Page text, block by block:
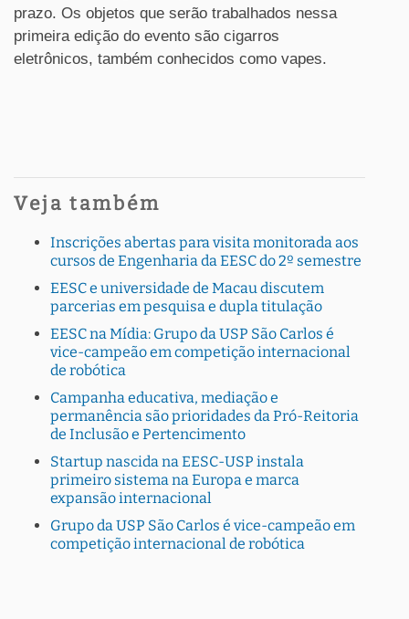
prazo. Os objetos que serão trabalhados nessa
primeira edição do evento são cigarros
eletrônicos, também conhecidos como vapes.
Veja também
Inscrições abertas para visita monitorada aos
cursos de Engenharia da EESC do 2º semestre
EESC e universidade de Macau discutem
parcerias em pesquisa e dupla titulação
EESC na Mídia: Grupo da USP São Carlos é
vice-campeão em competição internacional
de robótica
Campanha educativa, mediação e
permanência são prioridades da Pró-Reitoria
de Inclusão e Pertencimento
Startup nascida na EESC-USP instala
primeiro sistema na Europa e marca
expansão internacional
Grupo da USP São Carlos é vice-campeão em
competição internacional de robótica